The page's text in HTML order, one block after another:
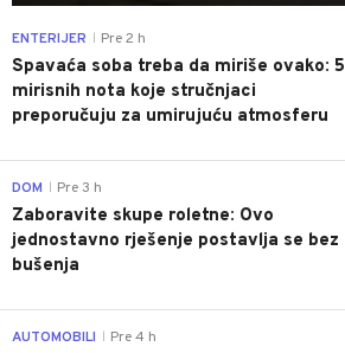
ENTERIJER Pre 2 h
Spavaća soba treba da miriše ovako: 5
mirisnih nota koje stručnjaci
preporučuju za umirujuću atmosferu
DOM Pre 3 h
Zaboravite skupe roletne: Ovo
jednostavno rješenje postavlja se bez
bušenja
AUTOMOBILI Pre 4 h